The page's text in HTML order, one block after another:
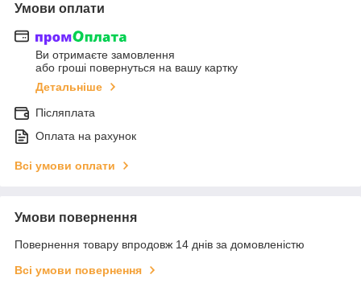
Умови оплати
Ви отримаєте замовлення
або гроші повернуться на вашу картку
Детальніше
Післяплата
Оплата на рахунок
Всі умови оплати
Умови повернення
Повернення товару впродовж 14 днів за домовленістю
Всі умови повернення